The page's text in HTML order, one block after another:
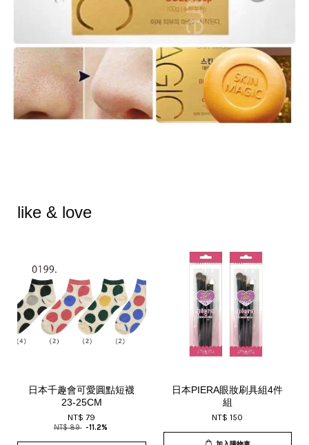
like & love
日本千趣會可愛圓點短襪
23-25CM
NT$ 79
NT$ 89 -11.2%
日本PIERA眼妝刷具組4件
組
NT$ 150